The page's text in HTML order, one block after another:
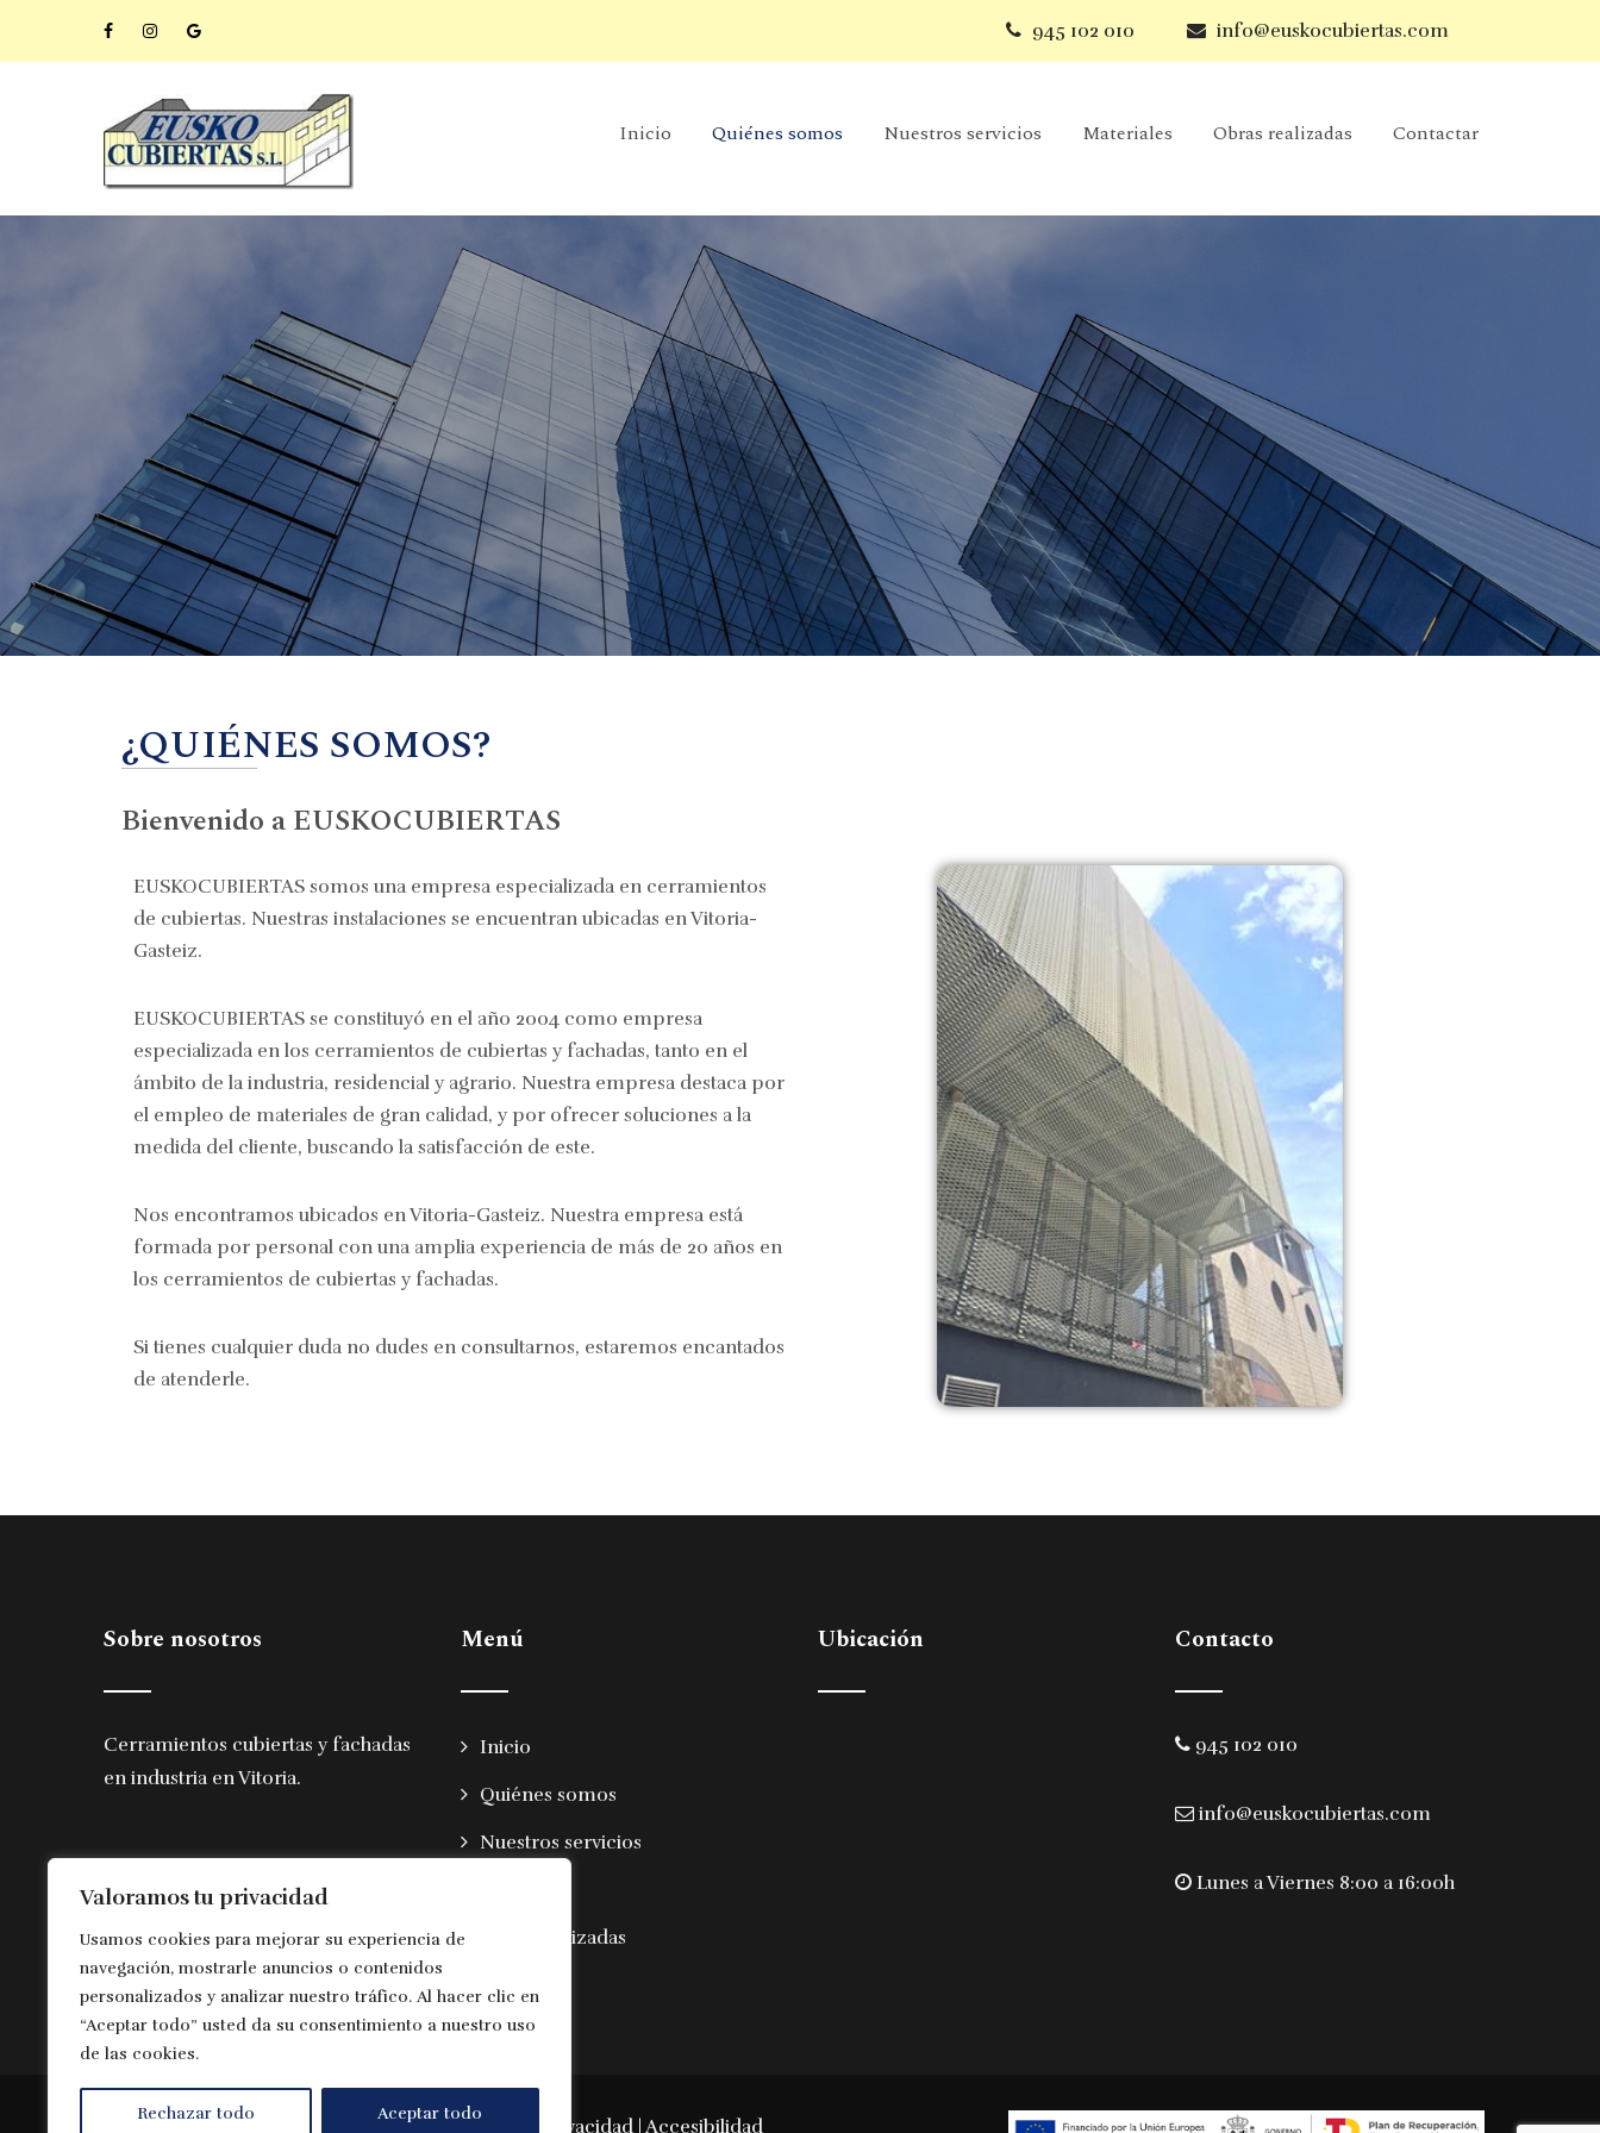
Valoramos tu privacidad
Usamos cookies para mejorar su experiencia de
navegación, mostrarle anuncios o contenidos
personalizados y analizar nuestro tráfico. Al hacer clic en
“Aceptar todo” usted da su consentimiento a nuestro uso
de las cookies.
Rechazar todo Aceptar todo
945 102 010 info@euskocubiertas.com
Inicio Quiénes somos Nuestros servicios Materiales Obras realizadas Contactar
¿QUIÉNES SOMOS?
Bienvenido a EUSKOCUBIERTAS
EUSKOCUBIERTAS somos una empresa especializada en cerramientos
de cubiertas. Nuestras instalaciones se encuentran ubicadas en Vitoria-
Gasteiz.
EUSKOCUBIERTAS se constituyó en el año 2004 como empresa
especializada en los cerramientos de cubiertas y fachadas, tanto en el
ámbito de la industria, residencial y agrario. Nuestra empresa destaca por
el empleo de materiales de gran calidad, y por ofrecer soluciones a la
medida del cliente, buscando la satisfacción de este.
Nos encontramos ubicados en Vitoria-Gasteiz. Nuestra empresa está
formada por personal con una amplia experiencia de más de 20 años en
los cerramientos de cubiertas y fachadas.
Si tienes cualquier duda no dudes en consultarnos, estaremos encantados
de atenderle.
Sobre nosotros
Cerramientos cubiertas y fachadas
en industria en Vitoria.
Menú
Inicio
Quiénes somos
Nuestros servicios
Obras realizadas
Contactar
Ubicación Contacto
945 102 010
info@euskocubiertas.com
Lunes a Viernes 8:00 a 16:00h
© Copyright 2025 | Euskocubiertas | Aviso legal y Privacidad Accesibilidad